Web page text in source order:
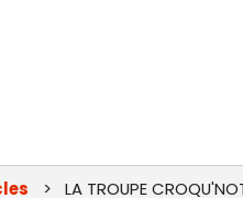
LA TROUPE